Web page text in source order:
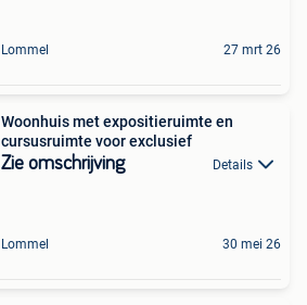
Lommel 27 mrt 26
Woonhuis met expositieruimte en
cursusruimte voor exclusief
Zie omschrijving Details
Lommel 30 mei 26